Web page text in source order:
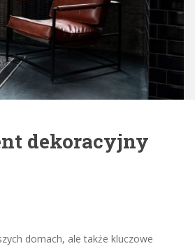
dekoracyjny
domach, ale także kluczowe